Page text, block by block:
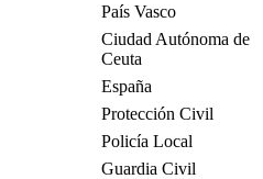
País Vasco
Ciudad Autónoma de
Ceuta
España
Protección Civil
Policía Local
Guardia Civil